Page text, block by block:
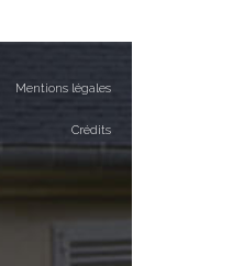
Mentions légales
Crédits